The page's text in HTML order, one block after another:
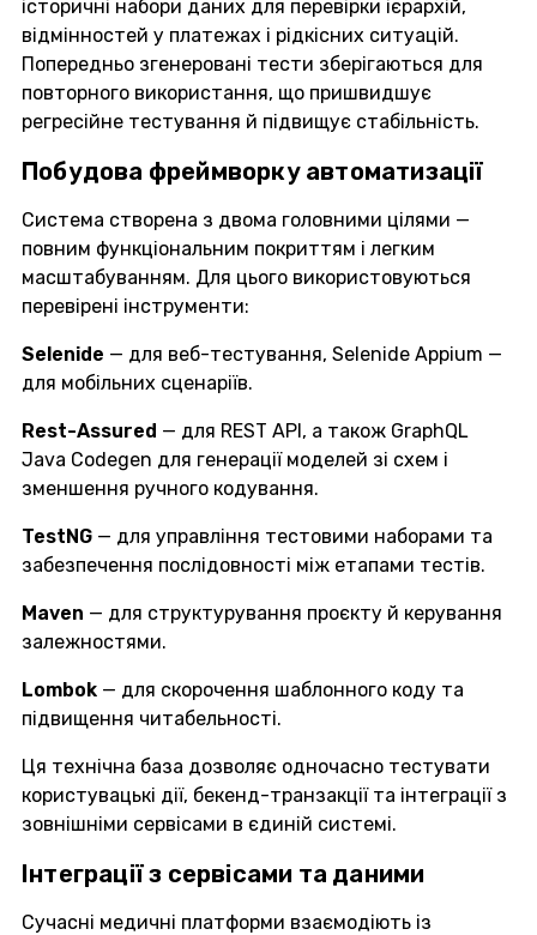
історичні набори даних для перевірки ієрархій,
відмінностей у платежах і рідкісних ситуацій.
Попередньо згенеровані тести зберігаються для
повторного використання, що пришвидшує
регресійне тестування й підвищує стабільність.
Побудова фреймворку автоматизації
Система створена з двома головними цілями —
повним функціональним покриттям і легким
масштабуванням. Для цього використовуються
перевірені інструменти:
Selenide — для веб-тестування, Selenide Appium —
для мобільних сценаріїв.
Rest-Assured — для REST API, а також GraphQL
Java Codegen для генерації моделей зі схем і
зменшення ручного кодування.
TestNG — для управління тестовими наборами та
забезпечення послідовності між етапами тестів.
Maven — для структурування проєкту й керування
залежностями.
Lombok — для скорочення шаблонного коду та
підвищення читабельності.
Ця технічна база дозволяє одночасно тестувати
користувацькі дії, бекенд-транзакції та інтеграції з
зовнішніми сервісами в єдиній системі.
Інтеграції з сервісами та даними
Сучасні медичні платформи взаємодіють із